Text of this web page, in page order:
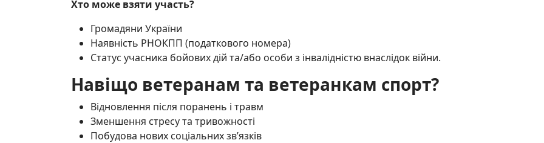
Хто може взяти участь?
Громадяни України
Наявність РНОКПП (податкового номера)
Статус учасника бойових дій та/або особи з інвалідністю внаслідок війни.
Навіщо ветеранам та ветеранкам спорт?
Відновлення після поранень і травм
Зменшення стресу та тривожності
Побудова нових соціальних зв’язків